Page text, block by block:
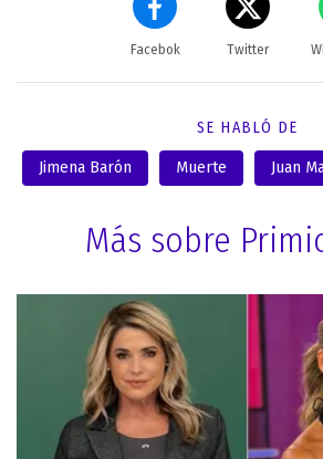
Facebok Twitter
SE HABLÓ DE
Jimena Barón Muerte Juan
Más sobre